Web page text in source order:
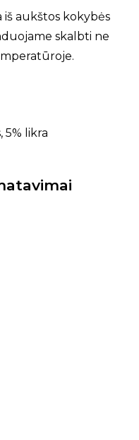
aukštos kokybės
skalbti ne
5% likra